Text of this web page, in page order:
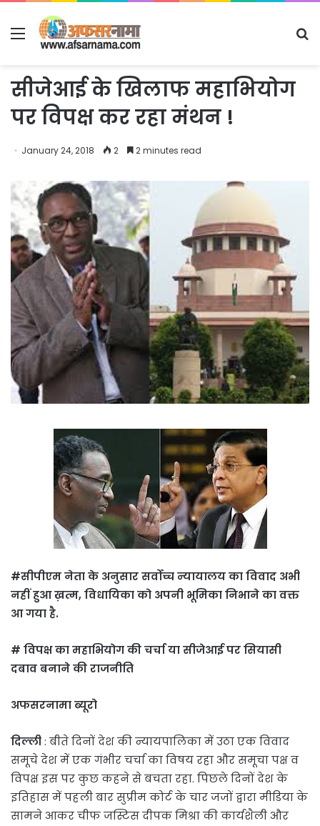
Menu
सीजेआई के खिलाफ महाभियोग
पर विपक्ष कर रहा मंथन !
January 24, 2018 2 2 minutes read
#सीपीएम नेता के अनुसार सर्वोच्च न्यायालय का विवाद अभी
नहीं हुआ ख़त्म, विधायिका को अपनी भूमिका निभाने का वक्त
आ गया है.
# विपक्ष का महाभियोग की चर्चा या सीजेआई पर सियासी
दबाव बनाने की राजनीति
अफसरनामा ब्यूरो
दिल्ली: बीते दिनों देश की न्यायपालिका में उठा एक विवाद
समूचे देश में एक गंभीर चर्चा का विषय रहा और समूचा पक्ष व
विपक्ष इस पर कुछ कहने से बचता रहा. पिछले दिनों देश के
इतिहास में पहली बार सुप्रीम कोर्ट के चार जजों द्वारा मीडिया के
सामने आकर चीफ जस्टिस दीपक मिश्रा की कार्यशैली और